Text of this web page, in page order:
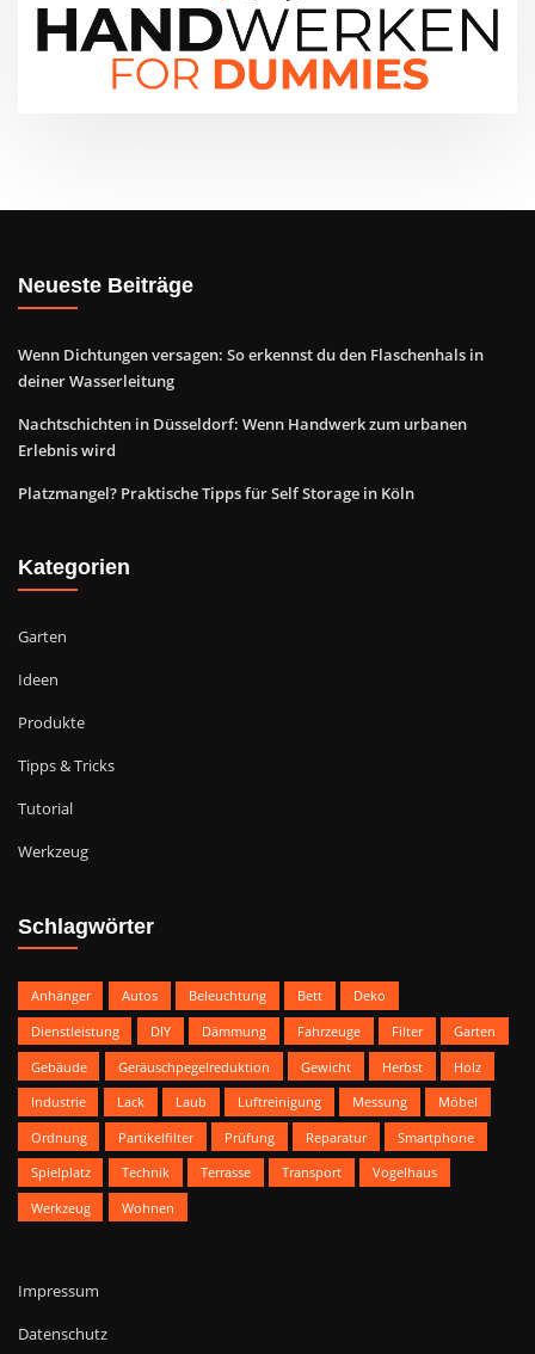
Neueste Beiträge
Wenn Dichtungen versagen: So erkennst du den Flaschenhals in
deiner Wasserleitung
Nachtschichten in Düsseldorf: Wenn Handwerk zum urbanen
Erlebnis wird
Platzmangel? Praktische Tipps für Self Storage in Köln
Kategorien
Garten
Ideen
Produkte
Tipps & Tricks
Tutorial
Werkzeug
Schlagwörter
Anhänger Autos Beleuchtung Bett
Deko
Dienstleistung
DIY Dämmung Fahrzeuge Filter
Garten
Gebäude
Geräuschpegelreduktion Gewicht Herbst
Holz
Industrie
Lack Laub Luftreinigung Messung
Möbel
Ordnung
Partikelfilter Prüfung Reparatur
Smartphone
Spielplatz
Technik Terrasse Transport
Vogelhaus
Werkzeug
Wohnen
Impressum
Datenschutz